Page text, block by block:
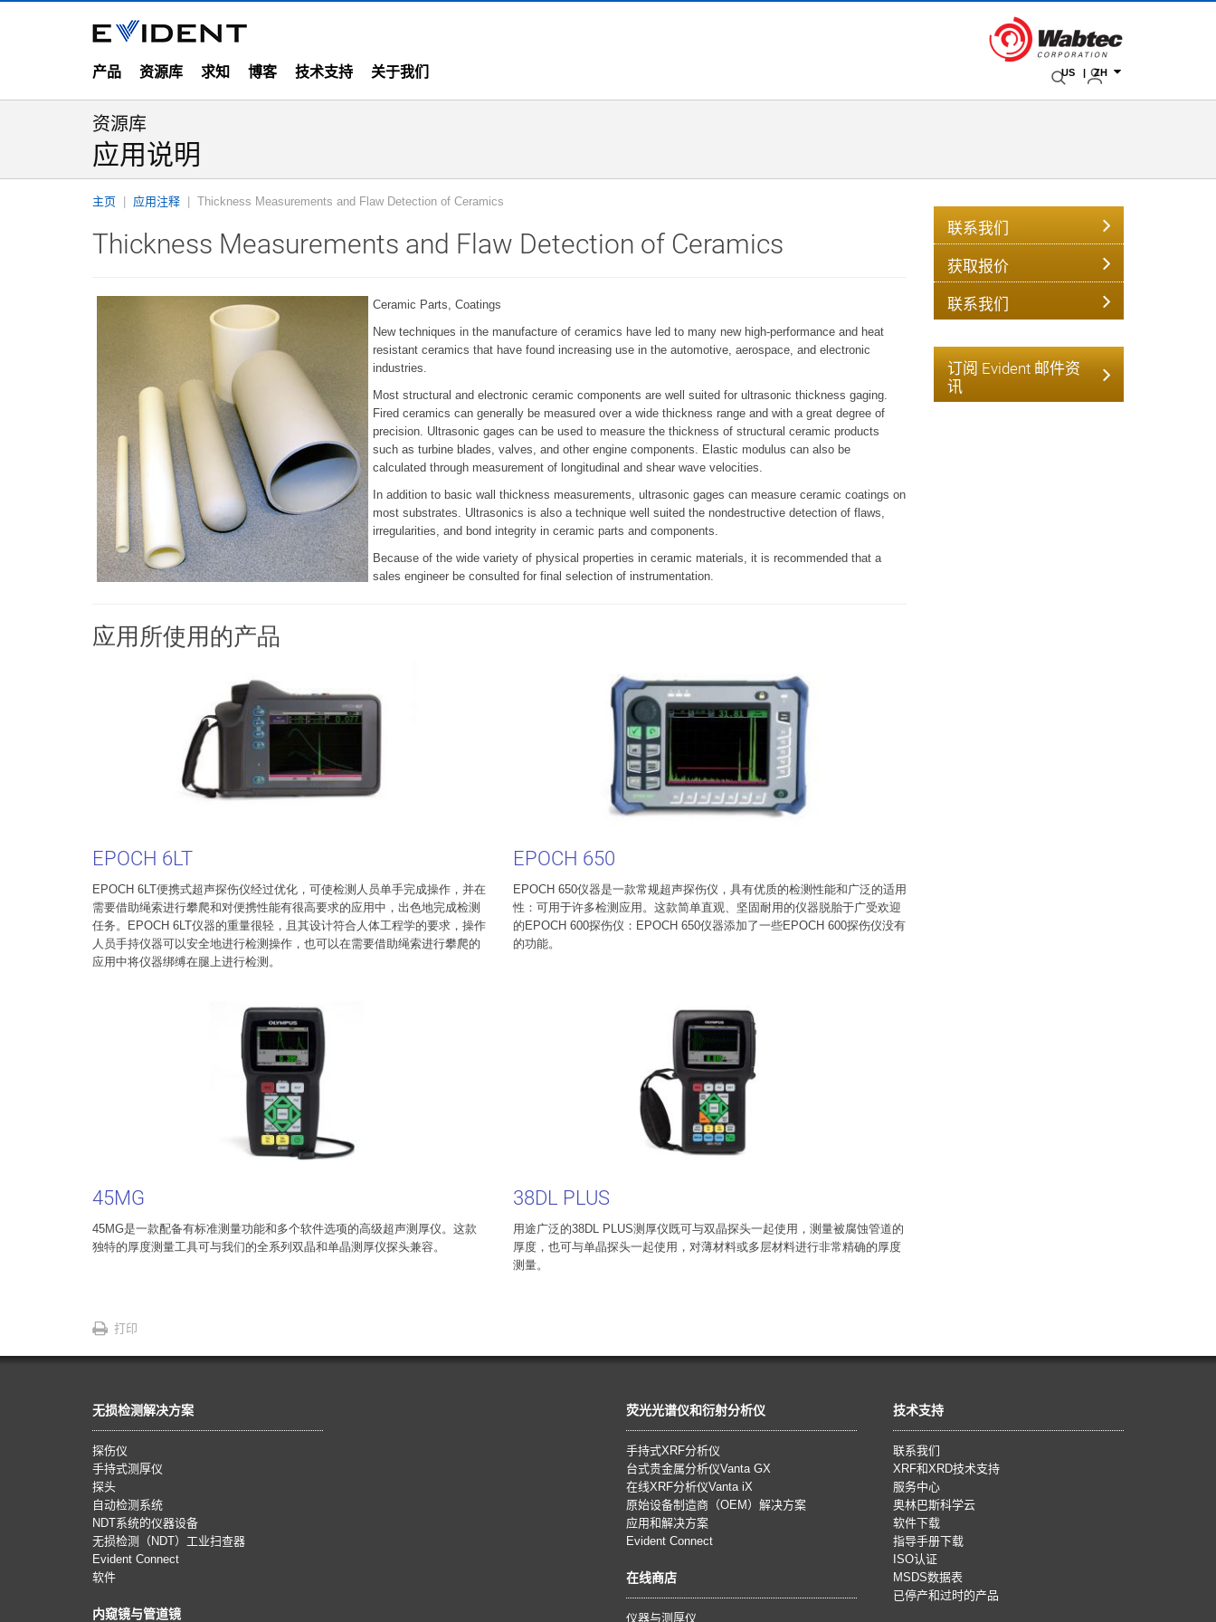
产品 资源库 求知 博客 技术支持 关于我们 US | ZH
资源库
应用说明
主页 应用注释 Thickness Measurements and Flaw Detection of Ceramics
Thickness Measurements and Flaw Detection of Ceramics
Ceramic Parts, Coatings
New techniques in the manufacture of ceramics have led to many new high-performance and heat
resistant ceramics that have found increasing use in the automotive, aerospace, and electronic
industries.
Most structural and electronic ceramic components are well suited for ultrasonic thickness gaging.
Fired ceramics can generally be measured over a wide thickness range and with a great degree of
precision. Ultrasonic gages can be used to measure the thickness of structural ceramic products
such as turbine blades, valves, and other engine components. Elastic modulus can also be
calculated through measurement of longitudinal and shear wave velocities.
In addition to basic wall thickness measurements, ultrasonic gages can measure ceramic coatings on
most substrates. Ultrasonics is also a technique well suited the nondestructive detection of flaws,
irregularities, and bond integrity in ceramic parts and components.
Because of the wide variety of physical properties in ceramic materials, it is recommended that a
sales engineer be consulted for final selection of instrumentation.
应用所使用的产品
EPOCH 6LT
EPOCH 6LT便携式超声探伤仪经过优化，可使检测人员单手完成操作，并在
需要借助绳索进行攀爬和对便携性能有很高要求的应用中，出色地完成检测
任务。EPOCH 6LT仪器的重量很轻，且其设计符合人体工程学的要求，操作
人员手持仪器可以安全地进行检测操作，也可以在需要借助绳索进行攀爬的
应用中将仪器绑缚在腿上进行检测。
EPOCH 650
EPOCH 650仪器是一款常规超声探伤仪，具有优质的检测性能和广泛的适用
性：可用于许多检测应用。这款简单直观、坚固耐用的仪器脱胎于广受欢迎
的EPOCH 600探伤仪：EPOCH 650仪器添加了一些EPOCH 600探伤仪没有
的功能。
45MG
45MG是一款配备有标准测量功能和多个软件选项的高级超声测厚仪。这款
独特的厚度测量工具可与我们的全系列双晶和单晶测厚仪探头兼容。
38DL PLUS
用途广泛的38DL PLUS测厚仪既可与双晶探头一起使用，测量被腐蚀管道的
厚度，也可与单晶探头一起使用，对薄材料或多层材料进行非常精确的厚度
测量。
联系我们
获取报价
联系我们
订阅 Evident 邮件资
讯
打印
无损检测解决方案
探伤仪
手持式测厚仪
探头
自动检测系统
NDT系统的仪器设备
无损检测（NDT）工业扫查器
Evident Connect
软件
内窥镜与管道镜
荧光光谱仪和衍射分析仪
手持式XRF分析仪
台式贵金属分析仪Vanta GX
在线XRF分析仪Vanta iX
原始设备制造商（OEM）解决方案
应用和解决方案
Evident Connect
在线商店
仪器与测厚仪
技术支持
联系我们
XRF和XRD技术支持
服务中心
奥林巴斯科学云
软件下载
指导手册下载
ISO认证
MSDS数据表
已停产和过时的产品